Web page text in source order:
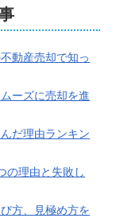
動産売却で知っ
ーズに売却を進
だ理由ランキン
の理由と失敗し
方、見極め方を